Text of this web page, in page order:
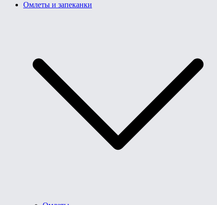
Омлеты и запеканки